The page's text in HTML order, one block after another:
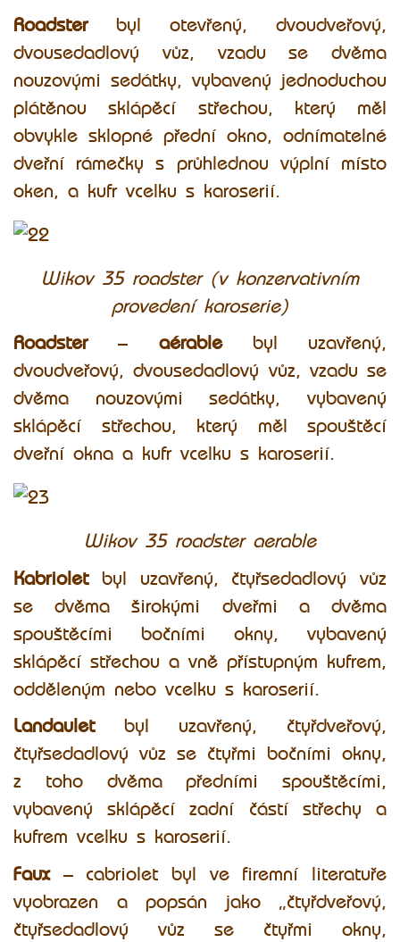
Roadsterbyl otevřený, dvoudveřový,
dvousedadlový vůz, vzadu se dvěma
nouzovými sedátky, vybavený jednoduchou
plátěnou sklápěcí střechou, který měl
obvykle sklopné přední okno, odnímatelné
dveřní rámečky s průhlednou výplní místo
oken, a kufr vcelku s karoserií.
Wikov 35 roadster (v konzervativním
provedení karoserie)
Roadster– aérablebyl uzavřený,
dvoudveřový, dvousedadlový vůz, vzadu se
dvěma nouzovými sedátky, vybavený
sklápěcí střechou, který měl spouštěcí
dveřní okna a kufr vcelku s karoserií.
Wikov 35 roadster aerable
Kabrioletbyl uzavřený, čtyřsedadlový vůz
se dvěma širokými dveřmi a dvěma
spouštěcími bočními okny, vybavený
sklápěcí střechou a vně přístupným kufrem,
odděleným nebo vcelku s karoserií.
Landauletbyl uzavřený, čtyřdveřový,
čtyřsedadlový vůz se čtyřmi bočními okny,
z toho dvěma předními spouštěcími,
vybavený sklápěcí zadní částí střechy a
kufrem vcelku s karoserií.
Faux– cabriolet byl ve firemní literatuře
vyobrazen a popsán jako „čtyřdveřový,
čtyřsedadlový vůz se čtyřmi okny,